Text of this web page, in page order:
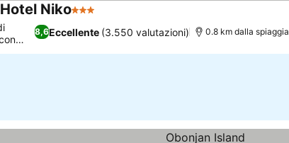
Niko3 Stelle
8,6Eccellente (3.550 valutazioni) 0.8 km dalla spiaggia